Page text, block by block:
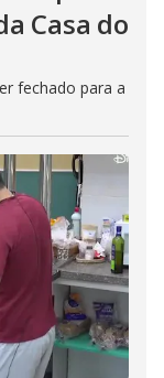
Casa do
fechado para a